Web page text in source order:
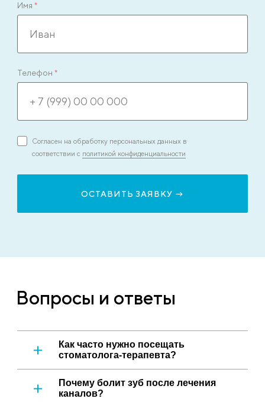
Имя *
Телефон *
Согласен на обработку персональных данных в
соответствии с политикой конфиденциальности
Вопросы и ответы
Как часто нужно посещать
стоматолога-терапевта?
Почему болит зуб после лечения
каналов?